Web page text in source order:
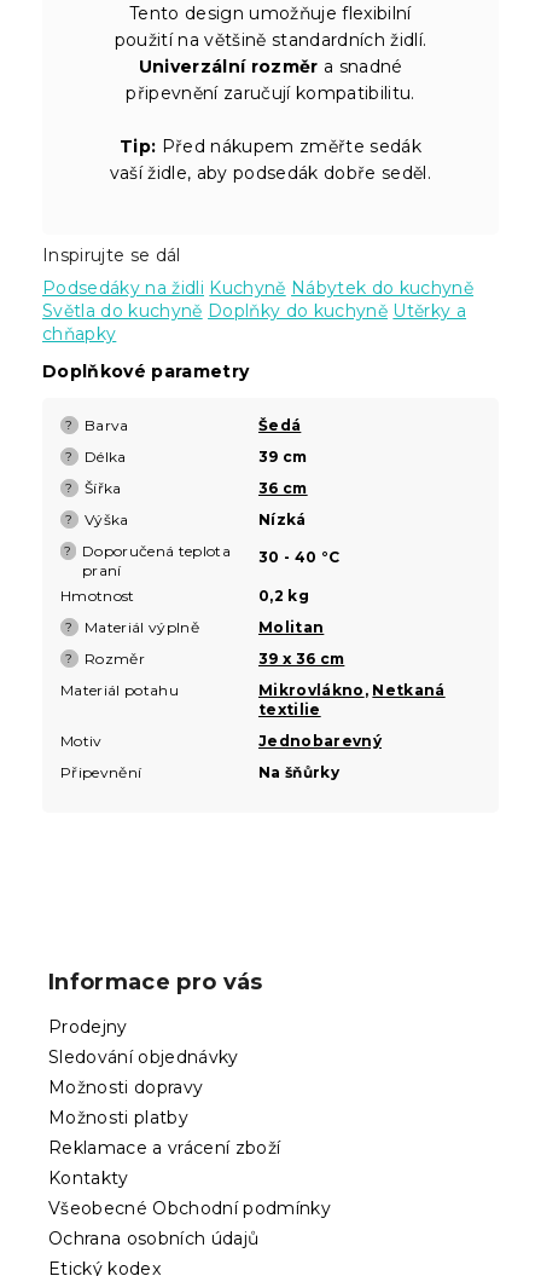
Tento design umožňuje flexibilní
použití na většině standardních židlí.
Univerzální rozměr a snadné
připevnění zaručují kompatibilitu.
Tip: Před nákupem změřte sedák
vaší židle, aby podsedák dobře seděl.
Inspirujte se dál
Podsedáky na židli Kuchyně Nábytek do kuchyně
Světla do kuchyně Doplňky do kuchyně Utěrky a
chňapky
Doplňkové parametry
? Barva Šedá
? Délka 39 cm
? Šířka 36 cm
? Výška Nízká
?
Doporučená teplota
praní
30 - 40 °C
Hmotnost 0,2 kg
? Materiál výplně Molitan
? Rozměr
39 x 36 cm
Materiál potahu
Mikrovlákno , Netkaná
textilie
Motiv
Jednobarevný
Připevnění
Na šňůrky
Informace pro vás
Prodejny
Sledování objednávky
Možnosti dopravy
Možnosti platby
Reklamace a vrácení zboží
Kontakty
Všeobecné Obchodní podmínky
Ochrana osobních údajů
Etický kodex